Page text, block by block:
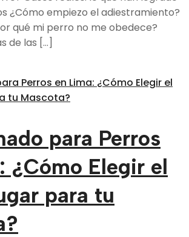
¿Cómo empiezo el adiestramiento?
qué mi perro no me obedece?
de las […]
para Perros
¿Cómo Elegir el
para tu